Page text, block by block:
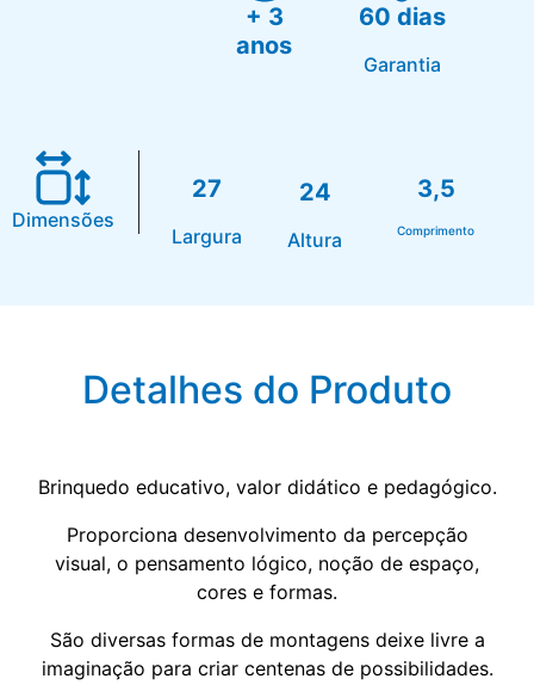
+ 3
anos
60 dias
Garantia
Dimensões
27
Largura
24
Altura
3,5
Comprimento
Detalhes do Produto
Brinquedo educativo, valor didático e pedagógico.
Proporciona desenvolvimento da percepção
visual, o pensamento lógico, noção de espaço,
cores e formas.
São diversas formas de montagens deixe livre a
imaginação para criar centenas de possibilidades.